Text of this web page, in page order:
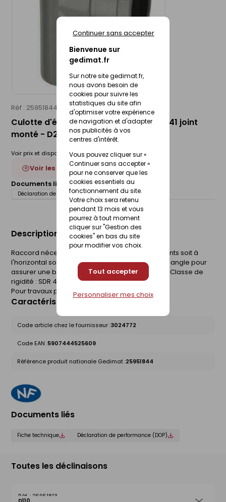
Bienvenue sur
gedimat.fr
Sur notre site gedimat.fr,
nous avons besoin de
cookies pour suivre les
statistiques du site afin
d'optimiser votre expérience
de navigation et d'adapter
nos publicités à vos
centres d'intérêt.
Vous pouvez cliquer sur «
Continuer sans accepter »
pour ne conserver que les
cookies essentiels au
fonctionnement du site.
Votre choix sera retenu
pendant 13 mois et vous
pourrez à tout moment
cliquer sur "Gestion des
cookies" en bas du site
pour modifier vos choix.
Tout accepter
Continuer sans accepter
Personnaliser mes choix
Réf : 25951844 WAVIN
Culotte d'évacuation PVC MF 45° SDR 41 joint
monté - D200
Voir prix et disponibilité en magasin
Voir les 6 déclinaisons
Documents liés :
Fiche technique
Déclaration de performance (DOP)
Description du produit
Raccord nécessaire pour réunir deux écoulements soit à
l'horizontal soit à la verticale. Il faut utiliser le bon angle pour
assurer une bonne évacuation de votre réseau. Classe de
rigidité : SDR 41(SN4).
Pour travaux publics.
Caractéristiques du produit
Code article chez le fournisseur :3024772
Code EAN :5907444525609
Référence produit nationale Gedimat :25951844
Documents liés
Fiche technique Déclaration de performance (DOP)
Toutes les déclinaisons
25951813